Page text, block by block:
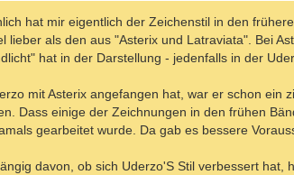
hat mir eigentlich der Zeichenstil in den
lieber als den aus "Asterix und Latraviata". Bei
hat in der Darstellung - jedenfalls in der
mit Asterix angefangen hat, war er schon ein
Dass einige der Zeichnungen in den frühen
gearbeitet wurde. Da gab es bessere
davon, ob sich Uderzo'S Stil verbessert